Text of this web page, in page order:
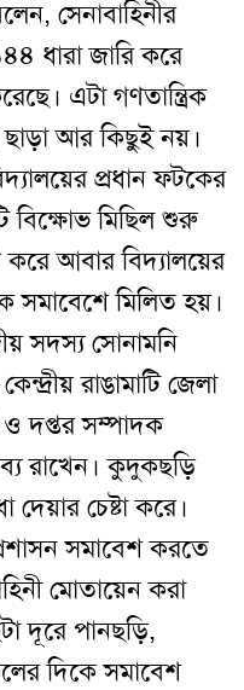
, সেনাবাহিনীর
ধারা জারি করে
। এটা গণতান্ত্রিক
ছাড়া আর কিছুই নয়।
প্রধান ফটকের
বিক্ষোভ মিছিল শুরু
আবার বিদ্যালয়ের
সমাবেশে মিলিত হয়।
সদস্য সোনামনি
রাঙামাটি জেলা
ও দপ্তর সম্পাদক
রাখেন।কুদুকছড়ি
দেয়ার চেষ্টা করে।
সমাবেশ করতে
মোতায়েন করা
দূরে পানছড়ি,
দিকে সমাবেশ